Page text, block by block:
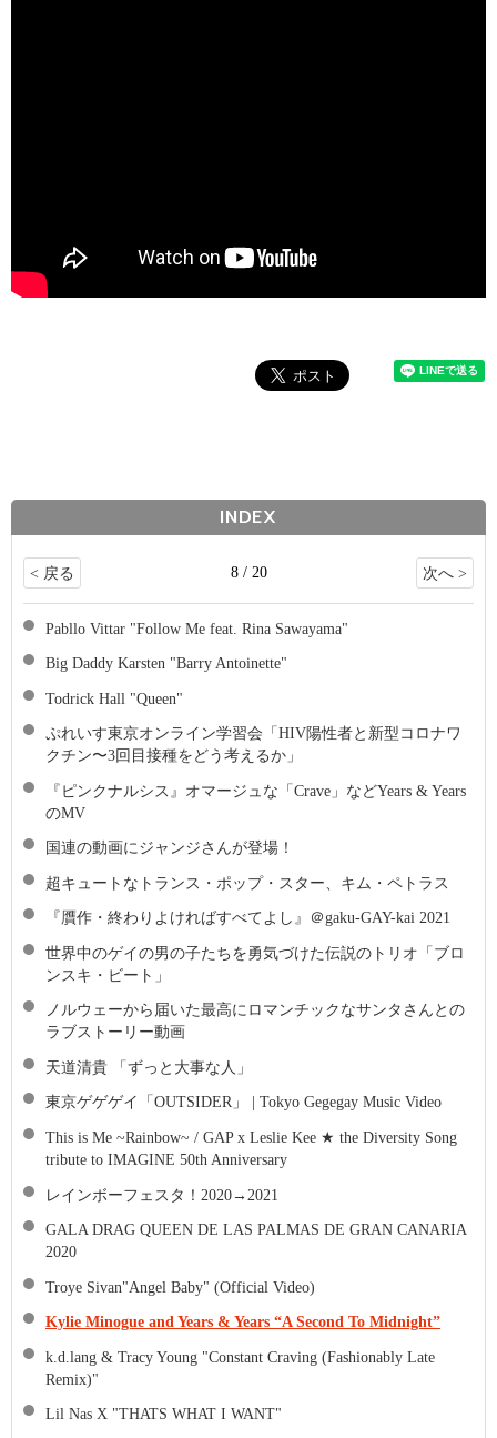
INDEX
< 戻る 8 / 20 次へ >
Pabllo Vittar "Follow Me feat. Rina Sawayama"
Big Daddy Karsten "Barry Antoinette"
Todrick Hall "Queen"
ぷれいす東京オンライン学習会「HIV陽性者と新型コロナワ
クチン〜3回目接種をどう考えるか」
『ピンクナルシス』オマージュな「Crave」などYears & Years
のMV
国連の動画にジャンジさんが登場！
超キュートなトランス・ポップ・スター、キム・ペトラス
『贋作・終わりよければすべてよし』＠gaku-GAY-kai 2021
世界中のゲイの男の子たちを勇気づけた伝説のトリオ「ブロ
ンスキ・ビート」
ノルウェーから届いた最高にロマンチックなサンタさんとの
ラブストーリー動画
天道清貴 「ずっと大事な人」
東京ゲゲゲイ「OUTSIDER」 | Tokyo Gegegay Music Video
This is Me ~Rainbow~ / GAP x Leslie Kee ★ the Diversity Song
tribute to IMAGINE 50th Anniversary
レインボーフェスタ！2020→2021
GALA DRAG QUEEN DE LAS PALMAS DE GRAN CANARIA
2020
Troye Sivan"Angel Baby" (Official Video)
Kylie Minogue and Years & Years “A Second To Midnight”
k.d.lang & Tracy Young "Constant Craving (Fashionably Late
Remix)"
Lil Nas X "THATS WHAT I WANT"